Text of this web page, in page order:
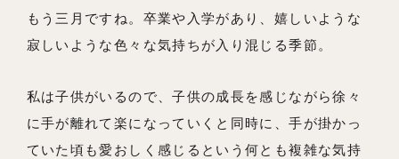
リノベーションとは
お問い合わせ
採用情報
もう三月ですね。卒業や入学があり、嬉しいような
寂しいような色々な気持ちが入り混じる季節。
私は子供がいるので、子供の成長を感じながら徐々
に手が離れて楽になっていくと同時に、手が掛かっ
ていた頃も愛おしく感じるという何とも複雑な気持